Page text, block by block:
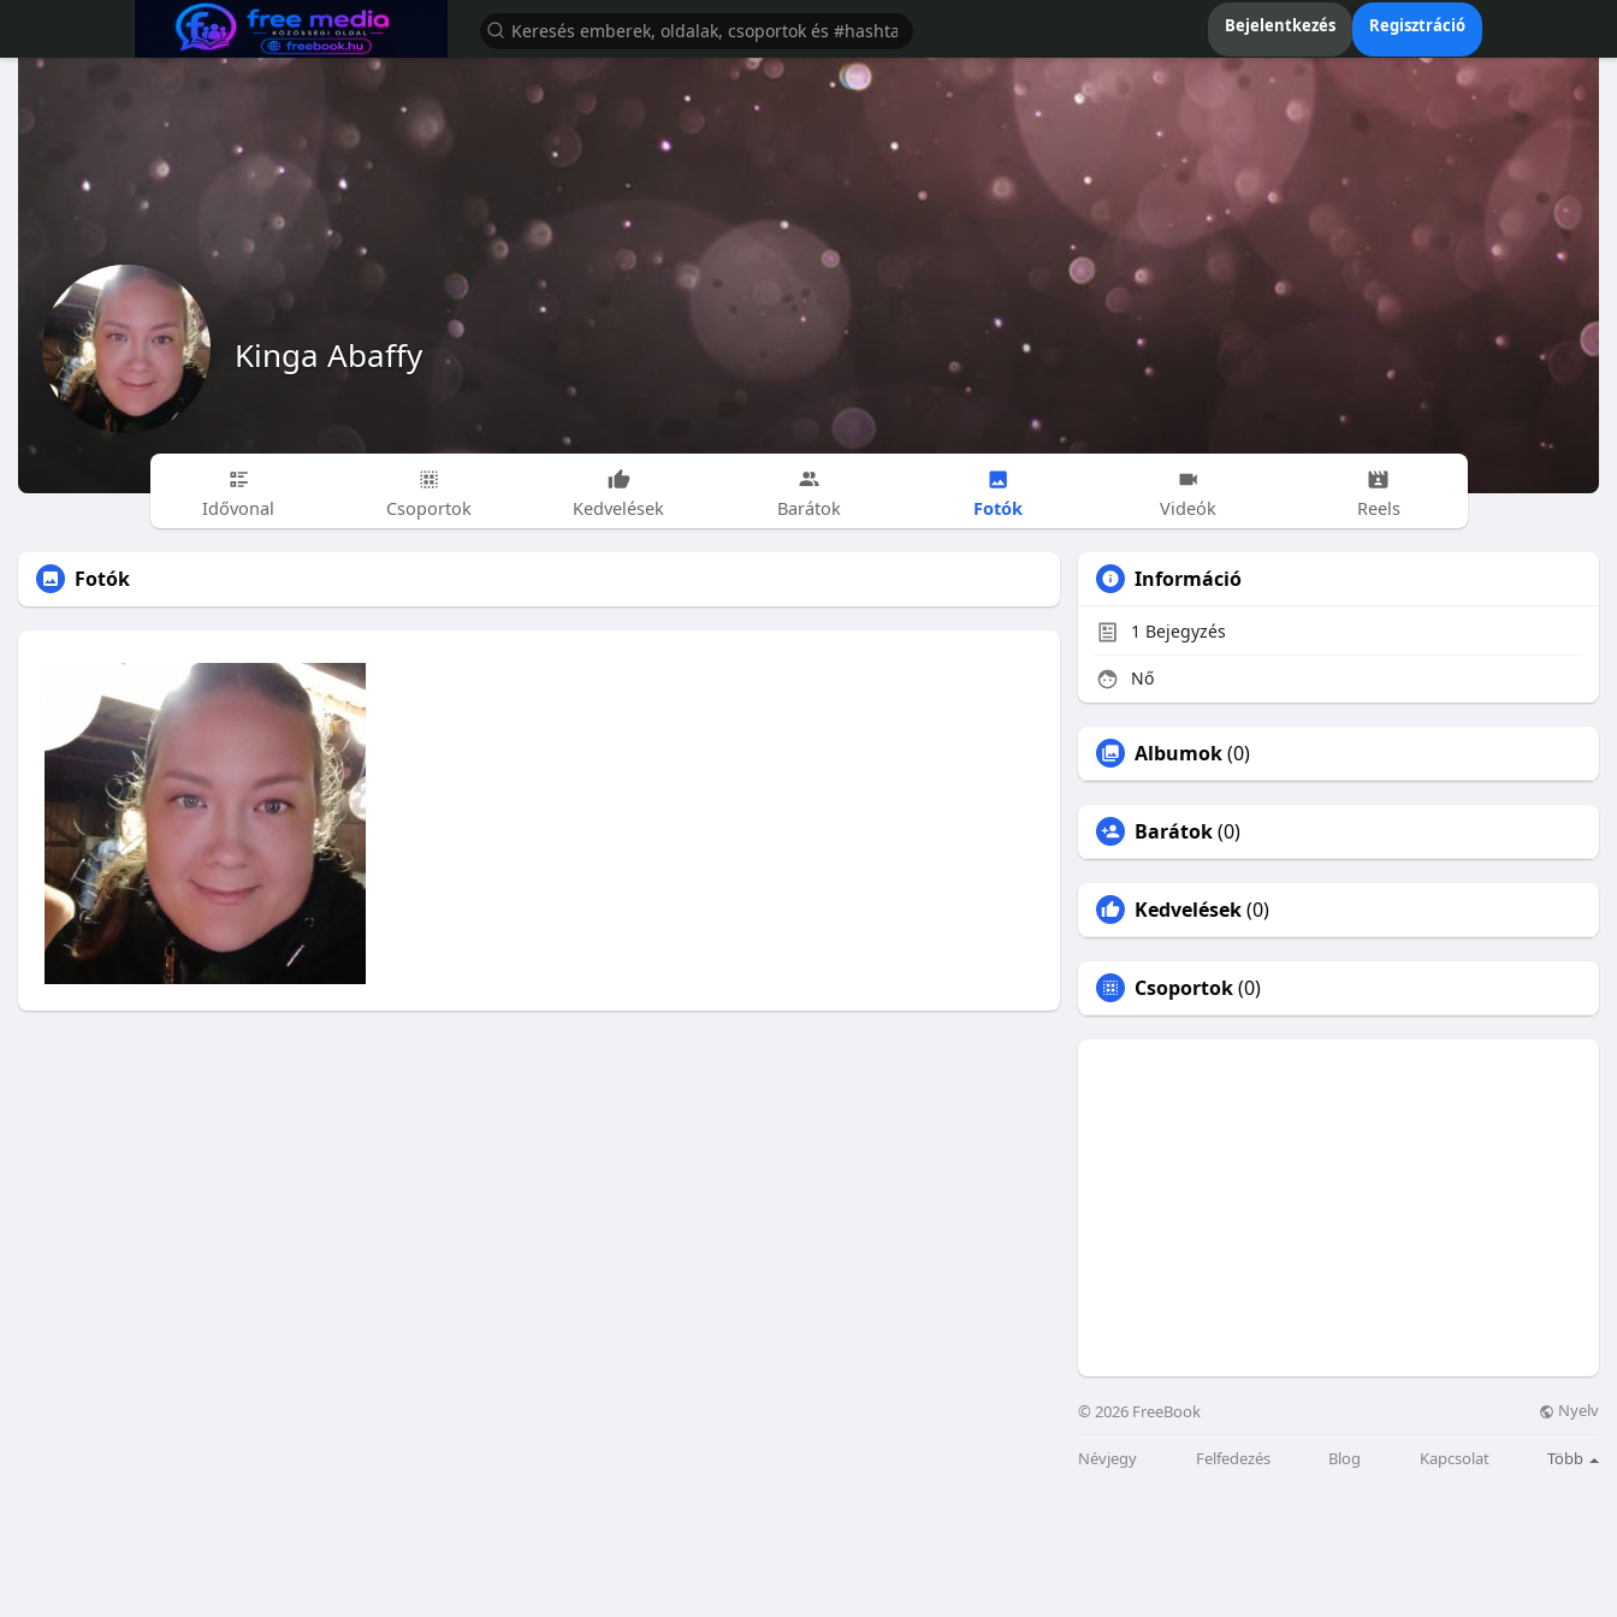
Bejelentkezés Regisztráció
Kinga Abaffy
Idővonal Csoportok Kedvelések Barátok Fotók Videók Reels
Fotók Információ
1 Bejegyzés
Nő
Albumok(0)
Barátok(0)
Kedvelések(0)
Csoportok(0)
© 2026 FreeBook Nyelv
Névjegy Felfedezés Blog Kapcsolat Több